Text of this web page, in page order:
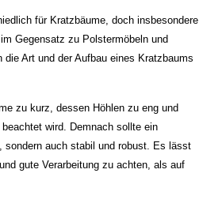
für Kratzbäume, doch insbesondere
Gegensatz zu Polstermöbeln und
Art und der Aufbau eines Kratzbaums
zu kurz, dessen Höhlen zu eng und
wird. Demnach sollte ein
sondern auch stabil und robust. Es lässt
gute Verarbeitung zu achten, als auf